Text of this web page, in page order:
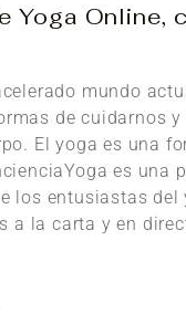
Yoga Online,
mundo
de cuidarnos
El yoga es una
es una
los entusiastas del
a la carta y en